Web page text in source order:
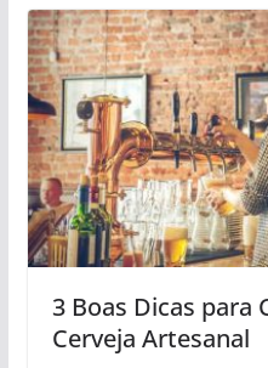
3 Boas Dicas para
Cerveja Artesanal